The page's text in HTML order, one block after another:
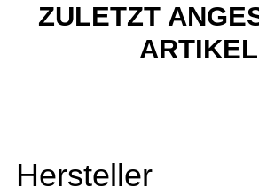
ZULETZT
ARTIKEL
Hersteller